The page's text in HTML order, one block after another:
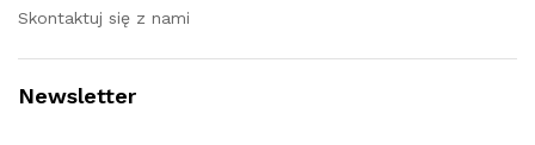
Skontaktuj się z nami
Newsletter